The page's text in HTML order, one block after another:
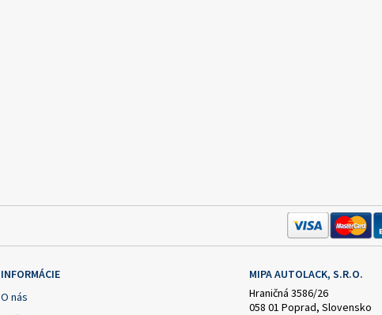
INFORMÁCIE
O nás
MIPA AUTOLACK, S.R.O.
Hraničná 3586/26
058 01 Poprad, Slovensko